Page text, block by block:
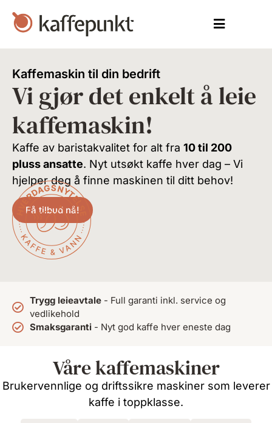
Kaffemaskin til din bedrift
Vi gjør det enkelt å leie
kaffemaskin!
Kaffe av baristakvalitet for alt fra 10 til 200
pluss ansatte. Nyt utsøkt kaffe hver dag – Vi
hjelper deg å finne maskinen til ditt behov!
Få tilbud nå!
Trygg leieavtale- Full garanti inkl. service og
vedlikehold
Smaksgaranti- Nyt god kaffe hver eneste dag
Våre kaffemaskiner
Brukervennlige og driftssikre maskiner som leverer
kaffe i toppklasse.